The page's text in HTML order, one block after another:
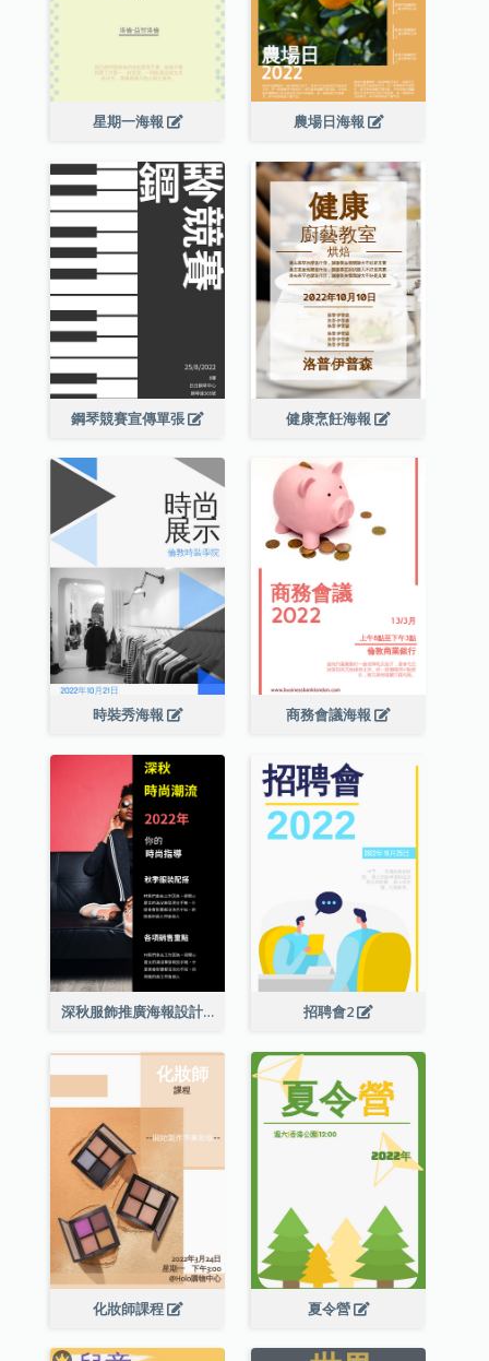
星期一海報 農場日海報
鋼琴競賽宣傳單張 健康烹飪海報
時裝秀海報 商務會議海報
深秋服飾推廣海報設計 招聘會2
化妝師課程 夏令營